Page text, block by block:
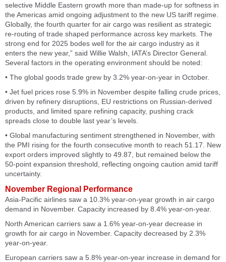
selective Middle Eastern growth more than made-up for softness in
the Americas amid ongoing adjustment to the new US tariff regime.
Globally, the fourth quarter for air cargo was resilient as strategic
re-routing of trade shaped performance across key markets. The
strong end for 2025 bodes well for the air cargo industry as it
enters the new year,” said Willie Walsh, IATA’s Director General.
Several factors in the operating environment should be noted:
• The global goods trade grew by 3.2% year-on-year in October.
• Jet fuel prices rose 5.9% in November despite falling crude prices,
driven by refinery disruptions, EU restrictions on Russian-derived
products, and limited spare refining capacity, pushing crack
spreads close to double last year’s levels.
• Global manufacturing sentiment strengthened in November, with
the PMI rising for the fourth consecutive month to reach 51.17. New
export orders improved slightly to 49.87, but remained below the
50-point expansion threshold, reflecting ongoing caution amid tariff
uncertainty.
November Regional Performance
Asia-Pacific airlines saw a 10.3% year-on-year growth in air cargo
demand in November. Capacity increased by 8.4% year-on-year.
North American carriers saw a 1.6% year-on-year decrease in
growth for air cargo in November. Capacity decreased by 2.3%
year-on-year.
European carriers saw a 5.8% year-on-year increase in demand for